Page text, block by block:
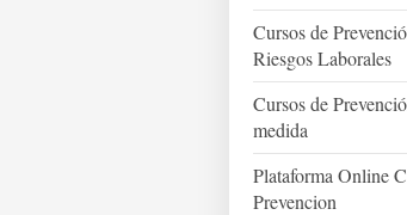
Cursos de
Riesgos Laborales
Cursos de
medida
Plataforma Online
Prevencion